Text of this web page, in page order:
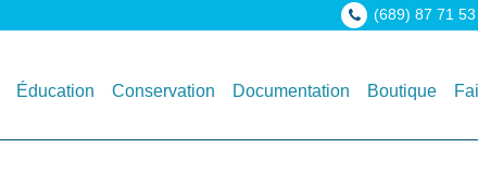
(689) 87 71
Éducation Conservation Documentation Boutique